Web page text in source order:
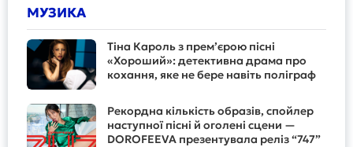
МУЗИКА
Тіна Кароль з прем’єрою пісні
«Хороший»: детективна драма про
кохання, яке не бере навіть поліграф
Рекордна кількість образів, спойлер
наступної пісні й оголені сцени —
DOROFEEVA презентувала реліз “747”